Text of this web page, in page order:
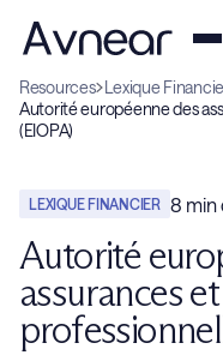
Resources Lexique
Autorité européenne des
(EIOPA)
LEXIQUE FINANCIER 8 min
Autorité
assurances